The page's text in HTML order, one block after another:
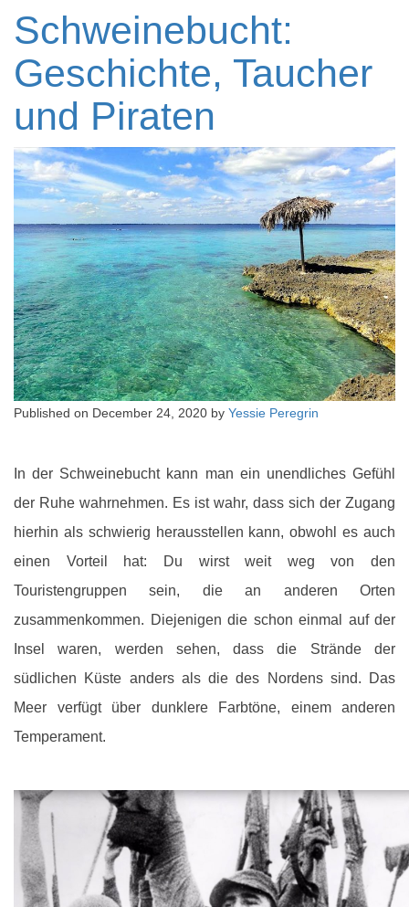
Schweinebucht:
Geschichte, Taucher
und Piraten
Published on December 24, 2020 by Yessie Peregrin
In der Schweinebucht kann man ein unendliches Gefühl
der Ruhe wahrnehmen. Es ist wahr, dass sich der Zugang
hierhin als schwierig herausstellen kann, obwohl es auch
einen Vorteil hat: Du wirst weit weg von den
Touristengruppen sein, die an anderen Orten
zusammenkommen. Diejenigen die schon einmal auf der
Insel waren, werden sehen, dass die Strände der
südlichen Küste anders als die des Nordens sind. Das
Meer verfügt über dunklere Farbtöne, einem anderen
Temperament.